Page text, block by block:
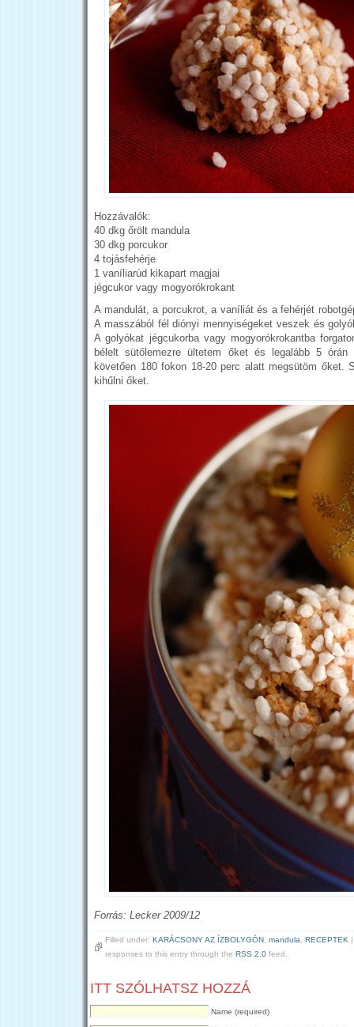
Hozzávalók:
40 dkg őrölt mandula
30 dkg porcukor
4 tojásfehérje
1 vaníliarúd kikapart magjai
jégcukor vagy mogyorókrokant
A mandulát, a porcukrot, a vaníliát és a fehérjét
A masszából fél diónyi mennyiségeket veszek és
A golyókat jégcukorba vagy mogyorókrokantba
bélelt sütőlemezre ültetem őket és legalább 5
követően 180 fokon 18-20 perc alatt megsütöm őket.
kihűlni őket.
Forrás: Lecker 2009/12
Filled under: KARÁCSONY AZ ÍZBOLYGÓN mandula RECEPTEK
responses to this entry through the RSS 2.0 feed.
ITT SZÓLHATSZ HOZZÁ
Name (required)